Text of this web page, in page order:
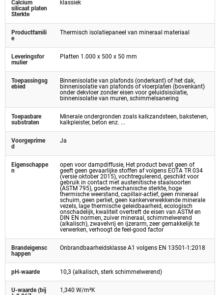
Calcium
silicaat platen
Sterkte
klassiek
Productfamili
e
Thermisch isolatiepaneel van mineraal materiaal
Leveringsfor
mulier
Platten 1.000 x 500 x 50 mm
Toepassingsg
ebied
Binnenisolatie van plafonds (onderkant) of het dak,
binnenisolatie van plafonds of vloerplaten (bovenkant)
onder dekvloer zonder eisen voor geluidsisolatie,
binnenisolatie van muren, schimmelsanering
Toepasbare
substraten
Minerale ondergronden zoals kalkzandsteen, bakstenen,
kalkpleister, beton enz. ...
Voorgeprime
d
Ja
Eigenschappe
n
open voor dampdiffusie, Het product bevat geen of
geeft geen gevaarlijke stoffen af volgens EOTA TR 034
(versie oktober 2015), vochtregulerend, geschikt voor
gebruik in contact met austenitische staalsoorten
(ASTM 795), goede mechanische sterkte, hoge
thermische weerstand, capillair-actief, geen mineraal
schuim, geen perliet, geen kankerverwekkende minerale
vezels, lage thermische geleidbaarheid, ecologisch
onschadelijk, kwaliteit overtreft de eisen van ASTM en
DIN EN normen, zuiver mineraal, schimmelwerend
(alkalisch), zwavelvrij en ijzerarm, zeer gemakkelijk te
verwerken, verhoogt de feel-good factor
Brandeigensc
happen
Onbrandbaarheidsklasse A1 volgens EN 13501-1:2018
pH-waarde 10,3 (alkalisch, sterk schimmelwerend)
U-waarde (bij
1,340 W/m²K